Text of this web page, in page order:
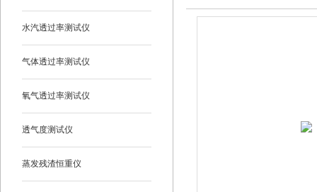
水汽透过率测试仪
气体透过率测试仪
氧气透过率测试仪
透气度测试仪
蒸发残渣恒重仪